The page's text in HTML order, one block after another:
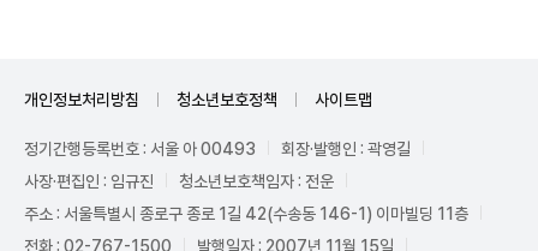
개인정보처리방침 청소년보호정책 사이트맵
정기간행등록번호 : 서울 아 00493
회장·발행인 : 곽영길
사장·편집인 : 임규진
청소년보호책임자 : 전운
주소 : 서울특별시 종로구 종로 1길 42(수송동 146-1) 이마빌딩 11층
전화 : 02-767-1500
발행일자 : 2007년 11월 15일